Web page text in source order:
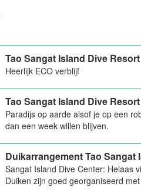
Tao Sangat Island Dive Resort
Heerlijk ECO verblijf
Tao Sangat Island Dive Resort
Paradijs op aarde alsof je op een
dan een week willen blijven.
Duikarrangement Tao Sangat
Sangat Island Dive Center: Helaas
Duiken zijn goed georganiseerd